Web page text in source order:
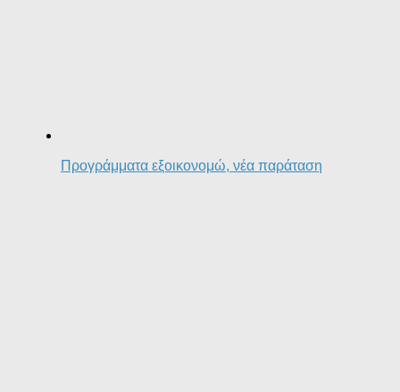
Προγράμματα εξοικονομώ, νέα παράταση